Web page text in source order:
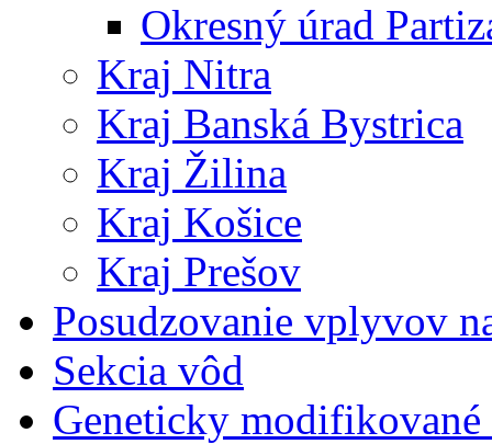
Okresný úrad
Kraj Nitra
Kraj Banská Bystrica
Kraj Žilina
Kraj Košice
Kraj Prešov
Posudzovanie vplyvov
Sekcia vôd
Geneticky